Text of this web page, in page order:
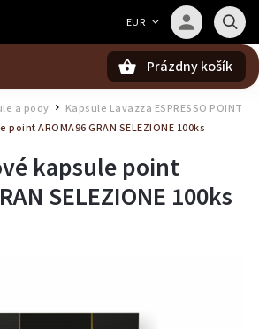
EUR
Prázdny košík
a pody
Kapsule Lavazza ESPRESSO POINT
AROMA96 GRAN SELEZIONE 100ks
kapsule point
SELEZIONE 100ks
Caffeitaliano